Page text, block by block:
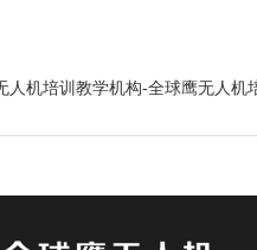
人机培训教学机构-全球鹰无人机